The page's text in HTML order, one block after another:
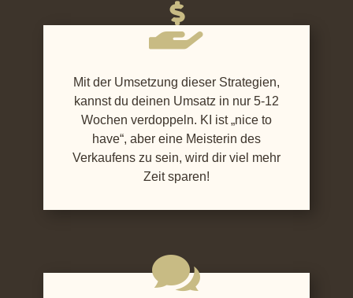

Mit der Umsetzung dieser Strategien,
kannst du deinen Umsatz in nur 5-12
Wochen verdoppeln. KI ist „nice to
have“, aber eine Meisterin des
Verkaufens zu sein, wird dir viel mehr
Zeit sparen!
